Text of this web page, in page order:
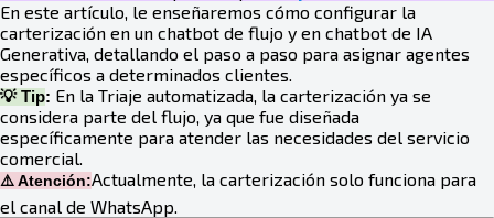
En este artículo, le enseñaremos cómo configurar la
carterización en un chatbot de flujo y en chatbot de IA
Generativa, detallando el paso a paso para asignar agentes
específicos a determinados clientes.
💡 Tip: En la Triaje automatizada, la carterización ya se
considera parte del flujo, ya que fue diseñada
específicamente para atender las necesidades del servicio
comercial.
⚠️ Atención:Actualmente, la carterización solo funciona para
el canal de WhatsApp.